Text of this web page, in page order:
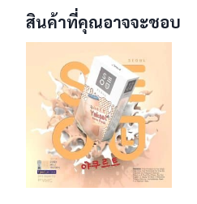
สินค้าที่คุณอาจจะชอบ